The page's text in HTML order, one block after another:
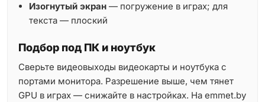
Изогнутый экран — погружение в играх; для
текста — плоский
Подбор под ПК и ноутбук
Сверьте видеовыходы видеокарты и ноутбука с
портами монитора. Разрешение выше, чем тянет
GPU в играх — снижайте в настройках. На emmet.by